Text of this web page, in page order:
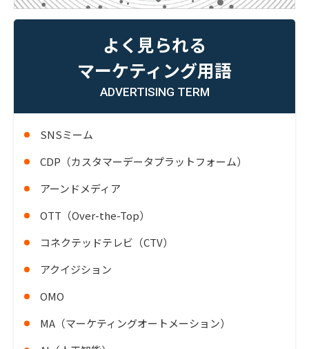
よく見られる
マーケティング用語
ADVERTISING TERM
SNSミーム
CDP（カスタマーデータプラットフォーム）
アーンドメディア
OTT（Over-the-Top）
コネクテッドテレビ（CTV）
アクイジション
OMO
MA（マーケティングオートメーション）